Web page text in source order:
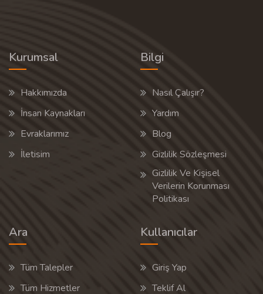
Kurumsal
Hakkımızda
İnsan Kaynakları
Evraklarımız
İletisim
Bilgi
Nasıl Çalışır?
Yardım
Blog
Gizlilik Sözleşmesi
Gizlilik Ve Kişisel
Verilerin Korunması
Politikası
Ara
Tüm Talepler
Tüm Hizmetler
Kullanıcılar
Giriş Yap
Teklif Al